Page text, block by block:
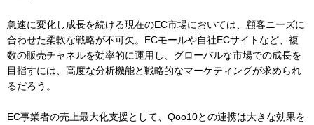
急速に変化し成長を続ける現在のEC市場においては、顧客ニーズに
合わせた柔軟な戦略が不可欠。ECモールや自社ECサイトなど、複
数の販売チャネルを効率的に運用し、グローバルな市場での成長を
目指すには、高度な分析機能と戦略的なマーケティングが求められ
るだろう。
EC事業者の売上最大化支援として、Qoo10との連携は大きな効果を